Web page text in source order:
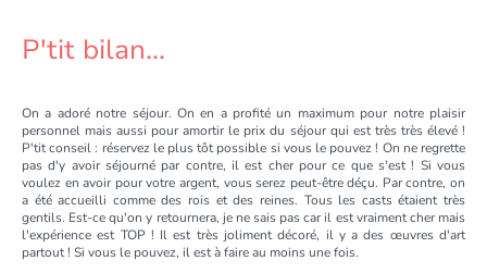
P'tit bilan...
On a adoré notre séjour. On en a profité un maximum pour notre plaisir
personnel mais aussi pour amortir le prix du séjour qui est très très élevé !
P'tit conseil : réservez le plus tôt possible si vous le pouvez ! On ne regrette
pas d'y avoir séjourné par contre, il est cher pour ce que s'est ! Si vous
voulez en avoir pour votre argent, vous serez peut-être déçu. Par contre, on
a été accueilli comme des rois et des reines. Tous les casts étaient très
gentils. Est-ce qu'on y retournera, je ne sais pas car il est vraiment cher mais
l'expérience est TOP ! Il est très joliment décoré, il y a des œuvres d'art
partout ! Si vous le pouvez, il est à faire au moins une fois.